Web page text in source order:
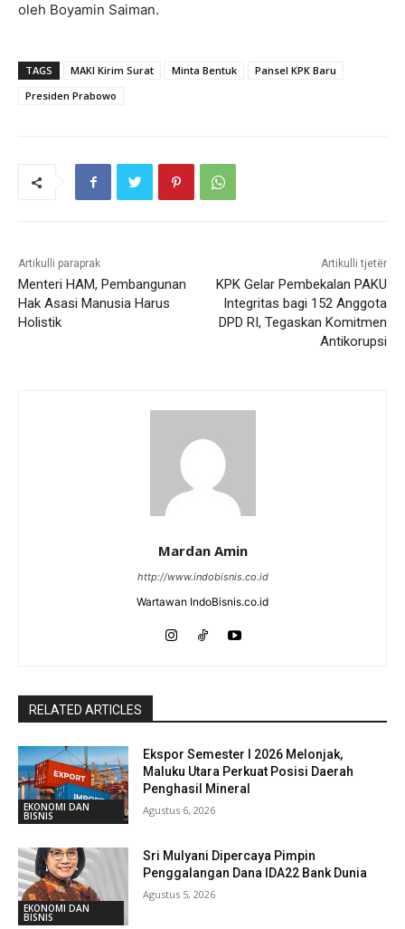
oleh Boyamin Saiman.
TAGS MAKI Kirim Surat Minta Bentuk
Pansel KPK Baru
Presiden Prabowo
Artikulli paraprak
Menteri HAM, Pembangunan
Hak Asasi Manusia Harus
Holistik
Artikulli tjetër
KPK Gelar Pembekalan PAKU
Integritas bagi 152 Anggota
DPD RI, Tegaskan Komitmen
Antikorupsi
Mardan Amin
http://www.indobisnis.co.id
Wartawan IndoBisnis.co.id
RELATED ARTICLES
EKONOMI DAN
BISNIS
Ekspor Semester I 2026 Melonjak,
Maluku Utara Perkuat Posisi Daerah
Penghasil Mineral
Agustus 6, 2026
EKONOMI DAN
BISNIS
Sri Mulyani Dipercaya Pimpin
Penggalangan Dana IDA22 Bank Dunia
Agustus 5, 2026